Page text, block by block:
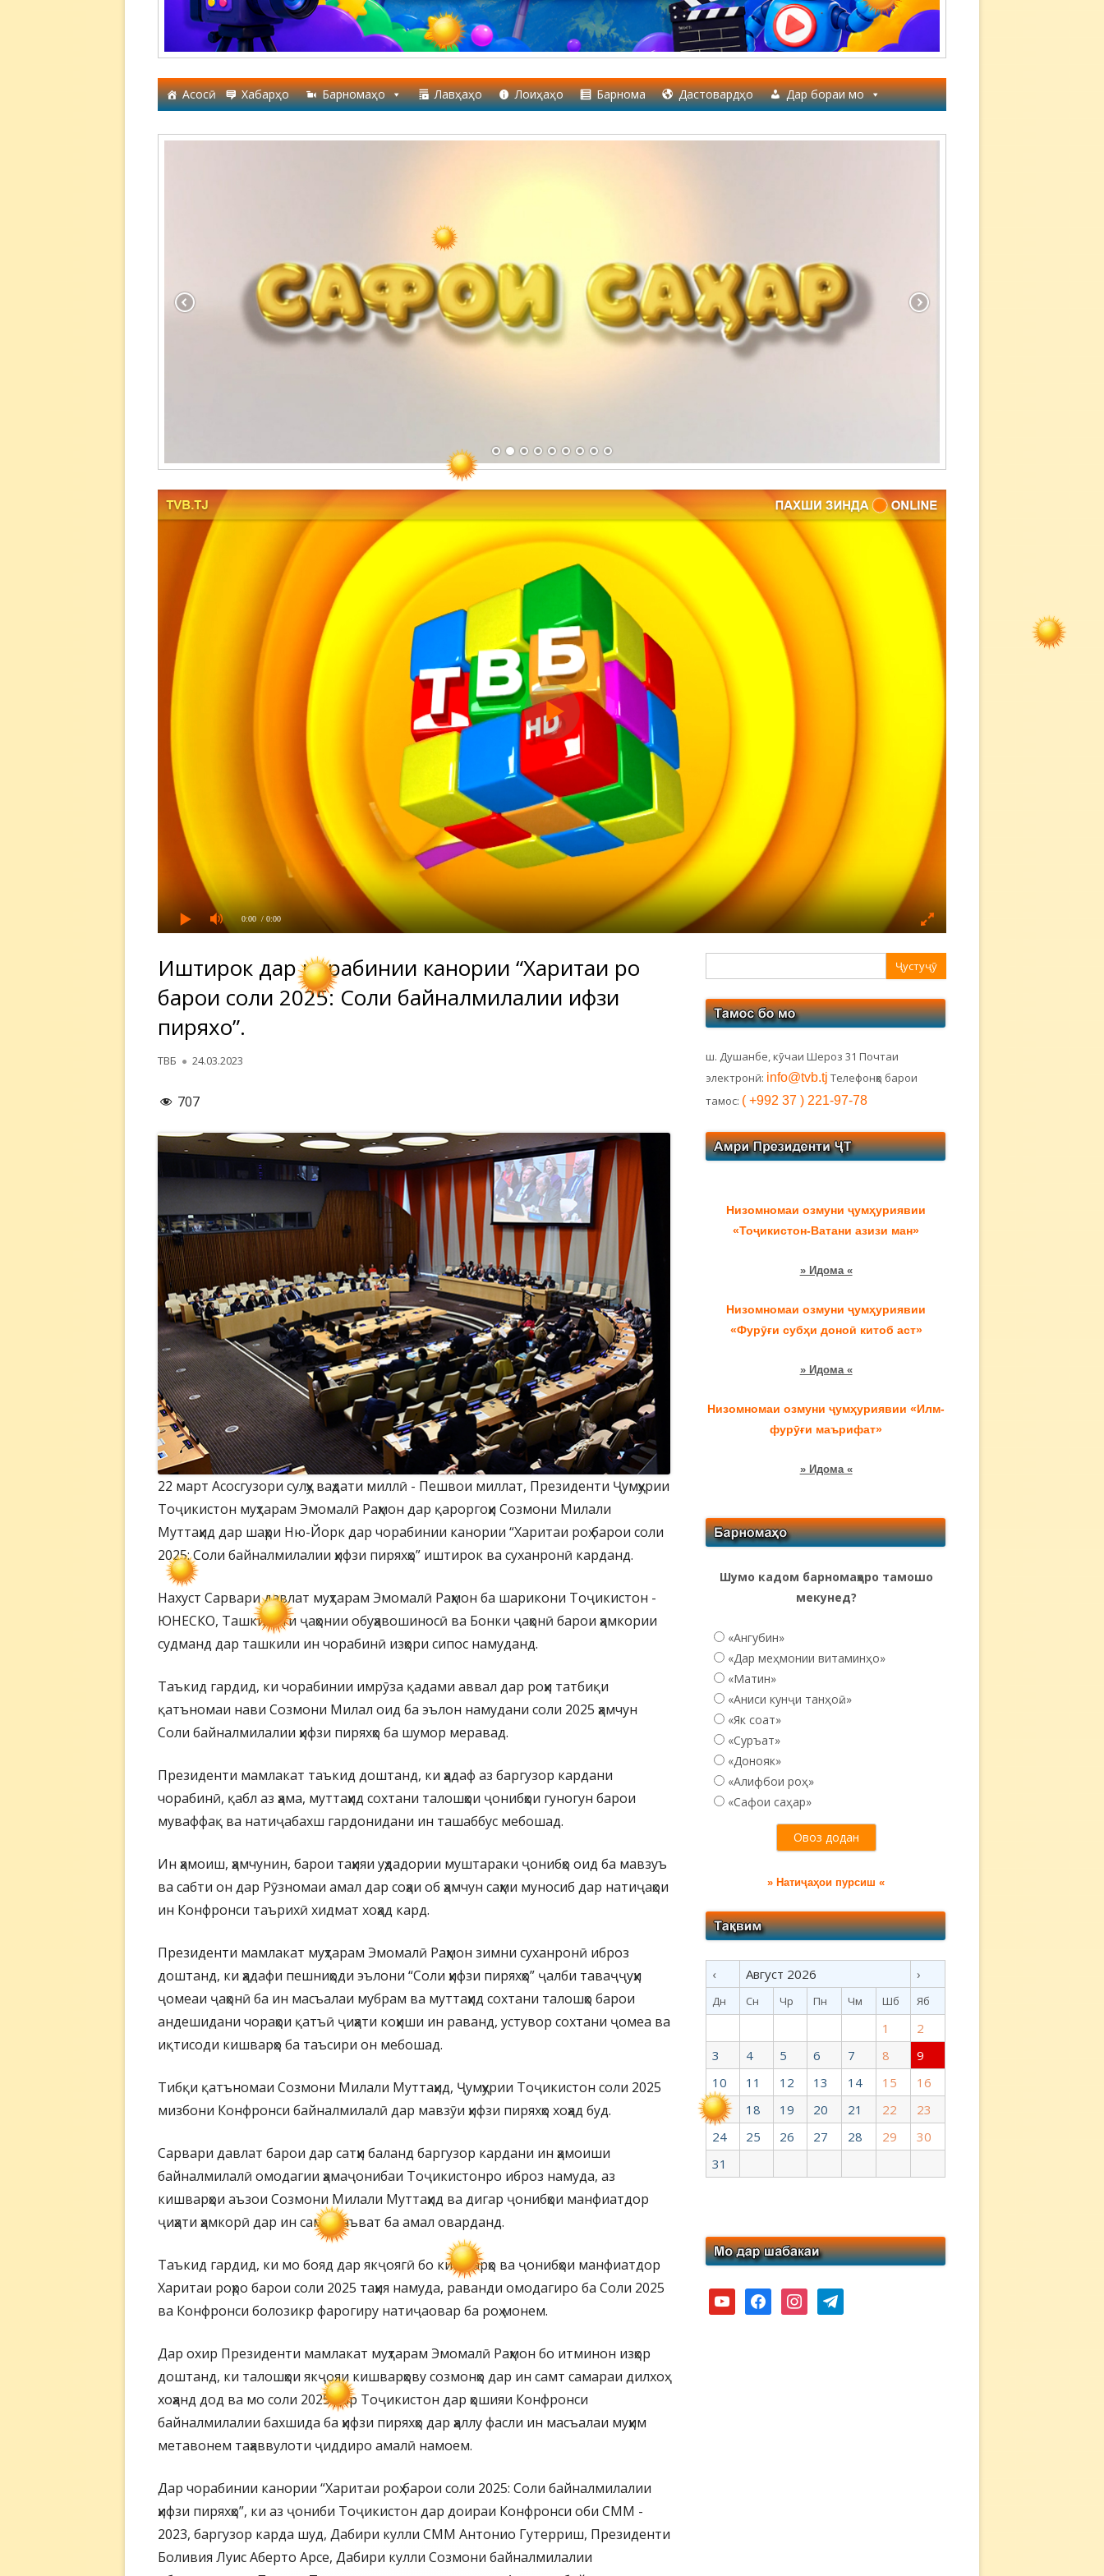
Асосӣ Хабарҳо Барномаҳо Лавҳаҳо Лоиҳаҳо Барнома Дастовардҳо Дар бораи мо
0:00 / 0:00
Иштирок дар чорабинии канории “Харитаи роҳ
барои соли 2025: Соли байналмилалии ҳифзи
пиряхҳо”.
Автор
ТВБ Опубликовано
24.03.2023
707
22 март Асосгузори сулҳу ваҳдати миллӣ - Пешвои миллат, Президенти Ҷумҳурии
Тоҷикистон муҳтарам Эмомалӣ Раҳмон дар қароргоҳи Созмони Милали
Муттаҳид дар шаҳри Ню-Йорк дар чорабинии канории “Харитаи роҳ барои соли
2025: Соли байналмилалии ҳифзи пиряхҳо” иштирок ва суханронӣ карданд.
Нахуст Сарвари давлат муҳтарам Эмомалӣ Раҳмон ба шарикони Тоҷикистон -
ЮНЕСКО, Ташкилоти ҷаҳонии обуҳавошиносӣ ва Бонки ҷаҳонӣ барои ҳамкории
судманд дар ташкили ин чорабинӣ изҳори сипос намуданд.
Таъкид гардид, ки чорабинии имрӯза қадами аввал дар роҳи татбиқи
қатъномаи нави Созмони Милал оид ба эълон намудани соли 2025 ҳамчун
Соли байналмилалии ҳифзи пиряхҳо ба шумор меравад.
Президенти мамлакат таъкид доштанд, ки ҳадаф аз баргузор кардани
чорабинӣ, қабл аз ҳама, муттаҳид сохтани талошҳои ҷонибҳои гуногун барои
муваффақ ва натиҷабахш гардонидани ин ташаббус мебошад.
Ин ҳамоиш, ҳамчунин, барои таҳияи уҳдадории муштараки ҷонибҳо оид ба мавзуъ
ва сабти он дар Рӯзномаи амал дар соҳаи об ҳамчун саҳми муносиб дар натиҷаҳои
ин Конфронси таърихӣ хидмат хоҳад кард.
Президенти мамлакат муҳтарам Эмомалӣ Раҳмон зимни суханронӣ иброз
доштанд, ки ҳадафи пешниҳоди эълони “Соли ҳифзи пиряхҳо” ҷалби таваҷҷуҳи
ҷомеаи ҷаҳонӣ ба ин масъалаи мубрам ва муттаҳид сохтани талошҳо барои
андешидани чораҳои қатъӣ ҷиҳати коҳиши ин раванд, устувор сохтани ҷомеа ва
иқтисоди кишварҳо ба таъсири он мебошад.
Тибқи қатъномаи Созмони Милали Муттаҳид, Ҷумҳурии Тоҷикистон соли 2025
мизбони Конфронси байналмилалӣ дар мавзӯи ҳифзи пиряхҳо хоҳад буд.
Сарвари давлат барои дар сатҳи баланд баргузор кардани ин ҳамоиши
байналмилалӣ омодагии ҳамаҷонибаи Тоҷикистонро иброз намуда, аз
кишварҳои аъзои Созмони Милали Муттаҳид ва дигар ҷонибҳои манфиатдор
ҷиҳати ҳамкорӣ дар ин самт даъват ба амал оварданд.
Таъкид гардид, ки мо бояд дар якҷоягӣ бо кишварҳо ва ҷонибҳои манфиатдор
Харитаи роҳро барои соли 2025 таҳия намуда, раванди омодагиро ба Соли 2025
ва Конфронси болозикр фарогиру натиҷаовар ба роҳ монем.
Дар охир Президенти мамлакат муҳтарам Эмомалӣ Раҳмон бо итминон изҳор
доштанд, ки талошҳои якҷояи кишварҳову созмонҳо дар ин самт самараи дилхоҳ
хоҳанд дод ва мо соли 2025 дар Тоҷикистон дар ҳошияи Конфронси
байналмилалии бахшида ба ҳифзи пиряхҳо дар ҳаллу фасли ин масъалаи муҳим
метавонем таҳаввулоти ҷиддиро амалӣ намоем.
Дар чорабинии канории “Харитаи роҳ барои соли 2025: Соли байналмилалии
ҳифзи пиряхҳо”, ки аз ҷониби Тоҷикистон дар доираи Конфронси оби СММ -
2023, баргузор карда шуд, Дабири кулли СММ Антонио Гутерриш, Президенти
Боливия Луис Аберто Арсе, Дабири кулли Созмони байналмилалии
боковая
ш. Душанбе, кӯчаи Шероз 31 Почтаи
электронӣ: info@tvb.tj Телефонҳо барои
тамос: ( +992 37 ) 221-97-78
Низомномаи озмуни ҷумҳуриявии
«Тоҷикистон-Ватани азизи ман»
» Идома «
Низомномаи озмуни ҷумҳуриявии
«Фурӯғи субҳи доноӣ китоб аст»
» Идома «
Низомномаи озмуни ҷумҳуриявии «Илм-
фурӯғи маърифат»
» Идома «
Шумо кадом барномаҳоро тамошо
мекунед?
«Ангубин»
«Дар меҳмонии витаминҳо»
«Матин»
«Аниси кунҷи танҳоӣ...»
«Як соат»
«Суръат»
«Донояк»
«Алифбои роҳ»
«Сафои саҳар»
» Натиҷаҳои пурсиш «
‹ Август 2026 ›
Дн Сн Чр Пн Чм Шб Яб
1
2
3
4 5 6 7 8
9
10
11 12 13 14 15
16
17
18 19 20 21 22
23
24
25 26 27 28 29
30
31
youtubefacebookinstagramtelegram